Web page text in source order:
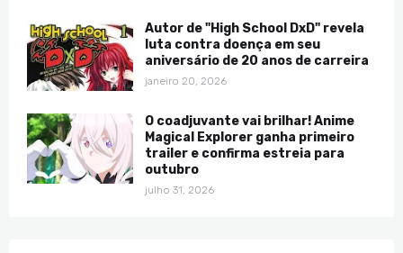
Autor de "High School DxD" revela
luta contra doença em seu
aniversário de 20 anos de carreira
janeiro 20, 2026
O coadjuvante vai brilhar! Anime
Magical Explorer ganha primeiro
trailer e confirma estreia para
outubro
julho 31, 2026